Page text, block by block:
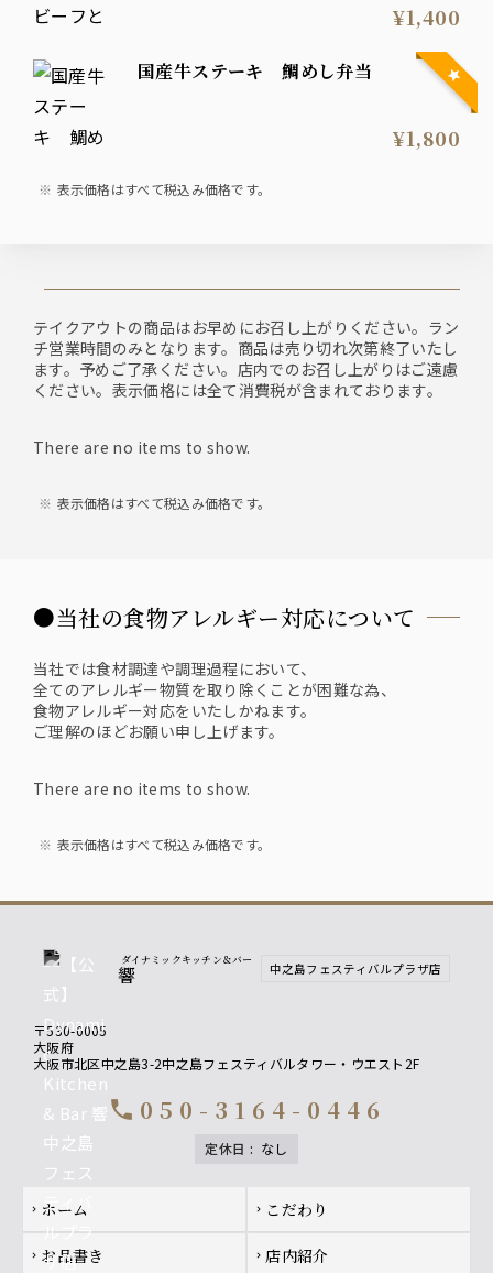
¥1,400
国産牛ステーキ 鯛めし弁当
¥1,800
表示価格はすべて税込み価格です。
テイクアウトの商品はお早めにお召し上がりください。ラン
チ営業時間のみとなります。商品は売り切れ次第終了いたし
ます。予めご了承ください。店内でのお召し上がりはご遠慮
ください。表示価格には全て消費税が含まれております。
There are no items to show.
表示価格はすべて税込み価格です。
●当社の食物アレルギー対応について
当社では食材調達や調理過程において、
全てのアレルギー物質を取り除くことが困難な為、
食物アレルギー対応をいたしかねます。
ご理解のほどお願い申し上げます。
There are no items to show.
表示価格はすべて税込み価格です。
ダイナミックキッチン＆バー
響 中之島フェスティバルプラザ店
〒530-0005
大阪府
大阪市北区中之島3-2中之島フェスティバルタワー・ウエスト2F
call 050-3164-0446
定休日 : なし
Footer navigation
chevron_right ホーム chevron_right こだわり
chevron_right お品書き chevron_right 店内紹介